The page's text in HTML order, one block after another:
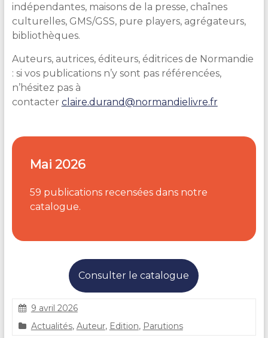
indépendantes, maisons de la presse, chaînes
culturelles, GMS/GSS, pure players, agrégateurs,
bibliothèques.
Auteurs, autrices, éditeurs, éditrices de Normandie
: si vos publications n’y sont pas référencées,
n’hésitez pas à
contacter claire.durand@normandielivre.fr
Mai 2026
59 publications recensées dans notre
catalogue.
Consulter le catalogue
C
l
9 avril 2026
Actualités, Auteur, Edition, Parutions